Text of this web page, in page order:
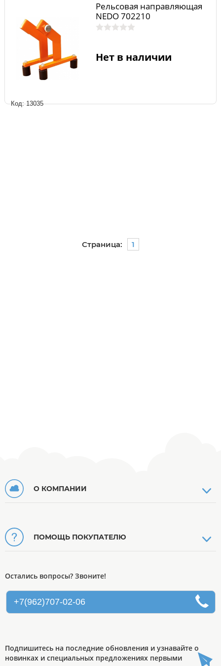
Код: 13035
Рельсовая направляющая
NEDO 702210
Нет в наличии
Страница: 1
О КОМПАНИИ
ПОМОЩЬ ПОКУПАТЕЛЮ
Остались вопросы? Звоните!
+7(962)707-02-06
Подпишитесь на последние обновления и узнавайте о
новинках и специальных предложениях первыми